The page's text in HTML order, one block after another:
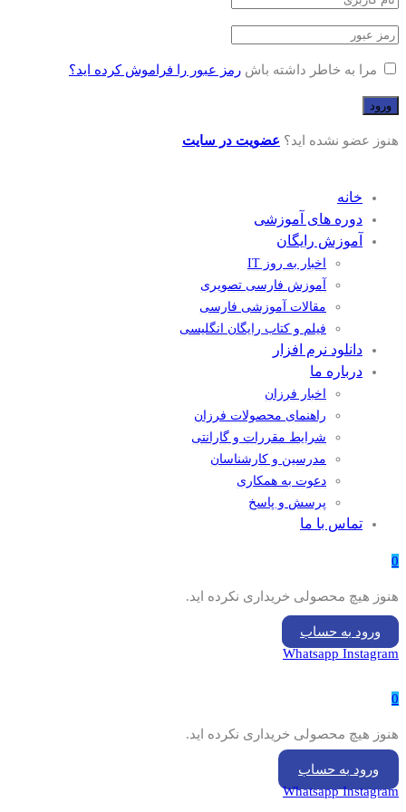
مرا به خاطر داشته باش رمز عبور را فراموش کرده اید؟
هنوز عضو نشده اید؟ عضویت در سایت
خانه
دوره های آموزشی
آموزش رایگان
اخبار به روز IT
آموزش فارسی تصویری
مقالات آموزشی فارسی
فیلم و کتاب رایگان انگلیسی
دانلود نرم افزار
درباره ما
اخبار فرزان
راهنمای محصولات فرزان
شرایط مقررات و گارانتی
مدرسین و کارشناسان
دعوت به همکاری
پرسش و پاسخ
تماس با ما
0
هنوز هیچ محصولی خریداری نکرده اید.
ورود به حساب
Whatsapp Instagram
0
هنوز هیچ محصولی خریداری نکرده اید.
ورود به حساب
Whatsapp Instagram